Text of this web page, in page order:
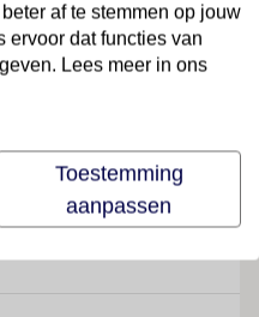
de faciliteiten van het
en een kluis. In de
De tourdesk
van excursies. Het
Het hotel
rolstoelgebruikers en 2
bevinden zich een
af te stemmen op jouw
ervoor dat functies van
Lees meer in ons
Toestemming
aanpassen